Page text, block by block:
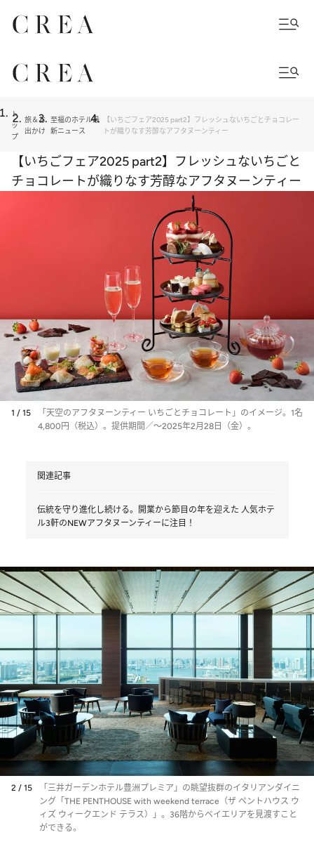
ト
ッ
プ
旅＆お
出かけ
至福のホテル最
新ニュース
【いちごフェア2025 part2】フレッシュないちごとチョコレー
トが織りなす芳醇なアフタヌーンティー
【いちごフェア2025 part2】フレッシュないちごと
チョコレートが織りなす芳醇なアフタヌーンティー
1 / 15
「天空のアフタヌーンティー いちごとチョコレート」のイメージ。1名
4,800円（税込）。提供期間／～2025年2月28日（金）。
関連記事
伝統を守り進化し続ける。開業から節目の年を迎えた 人気ホテ
ル3軒のNEWアフタヌーンティーに注目！
2 / 15
「三井ガーデンホテル豊洲プレミア」の眺望抜群のイタリアンダイニ
ング「THE PENTHOUSE with weekend terrace（ザ ペントハウス ウ
ィズ ウィークエンド テラス）」。36階からベイエリアを見渡すこと
ができる。